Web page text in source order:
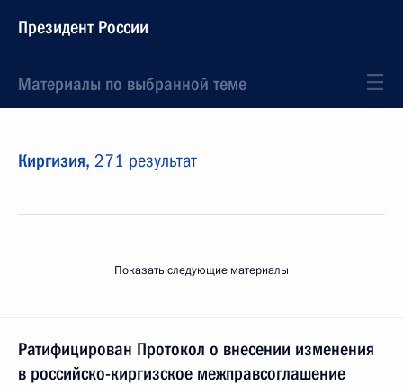
Президент России
Материалы по выбранной теме
Киргизия, 271 результат
Показать следующие материалы
Ратифицирован Протокол о внесении изменения
в российско-киргизское межправсоглашение